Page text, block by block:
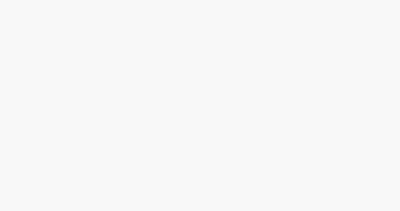
valamint szedni
részesül:
és a bőr elváltozásával járó